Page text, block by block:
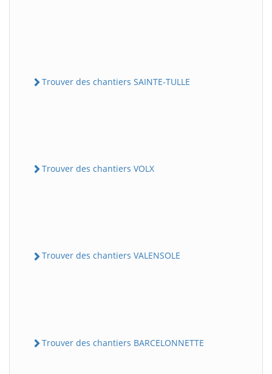
Trouver des chantiers SAINTE-TULLE
Trouver des chantiers VOLX
Trouver des chantiers VALENSOLE
Trouver des chantiers BARCELONNETTE